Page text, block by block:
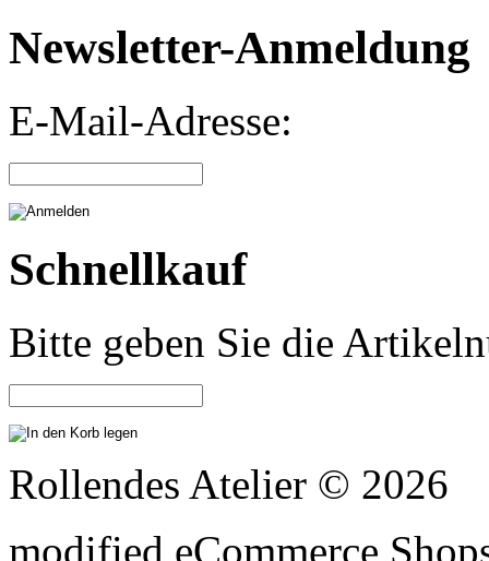
Newsletter-Anmeldung
E-Mail-Adresse:
Schnellkauf
Bitte geben Sie die
Rollendes Atelier © 2026
modified eCommerce